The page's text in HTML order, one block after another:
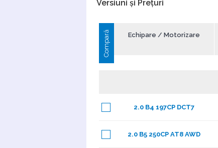
Versiuni și Prețuri
Compară Echipare / Motorizare
2.0 B4 197CP DCT7
2.0 B5 250CP AT8 AWD